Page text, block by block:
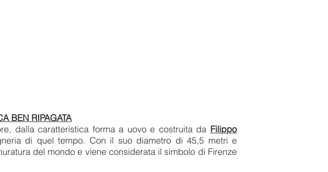
BEN RIPAGATA
dalla caratteristica forma a uovo e costruita da Filippo
di quel tempo. Con il suo diametro di 45,5 metri e
del mondo e viene considerata il simbolo di Firenze